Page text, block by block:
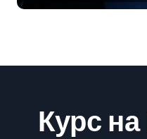
Курс